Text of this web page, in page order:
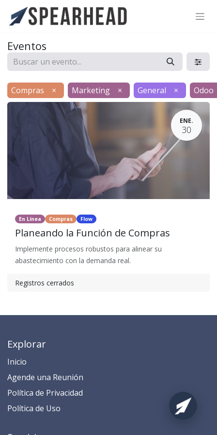
Eventos
Compras × Marketing × General × Odoo
ENE.
30
En Línea Compras Flow
Planeando la Función de Compras
Implemente procesos robustos para alinear su
abastecimiento con la demanda real.
Registros cerrados
Explorar
Inicio
​​​​​​​​​​​​​​​​​​​​​​​​​​​​A​gend​e ​u​na​ Reunión​
​​​​​​P​o​l​ítica de Privacidad
​​​​​​​​​​​P​o​l​í​t​ic​a​ d​e ​U​so​